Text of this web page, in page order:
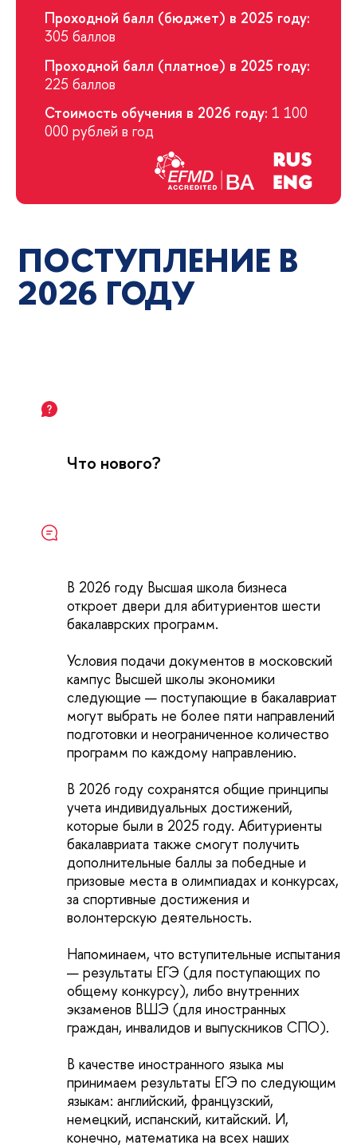
Проходной балл (бюджет) в 2025 году:
305 баллов
Проходной балл (платное) в 2025 году:
225 баллов
Стоимость обучения в 2026 году: 1 100
000 рублей в год
ПОСТУПЛЕНИЕ В
2026 ГОДУ
Что нового?
В 2026 году Высшая школа бизнеса
откроет двери для абитуриентов шести
бакалаврских программ.
Условия подачи документов в московский
кампус Высшей школы экономики
следующие — поступающие в бакалавриат
могут выбрать не более пяти направлений
подготовки и неограниченное количество
программ по каждому направлению.
В 2026 году сохранятся общие принципы
учета индивидуальных достижений,
которые были в 2025 году. Абитуриенты
бакалавриата также смогут получить
дополнительные баллы за победные и
призовые места в олимпиадах и конкурсах,
за спортивные достижения и
волонтерскую деятельность.
Напоминаем, что вступительные испытания
— результаты ЕГЭ (для поступающих по
общему конкурсу), либо внутренних
экзаменов ВШЭ (для иностранных
граждан, инвалидов и выпускников СПО).
В качестве иностранного языка мы
принимаем результаты ЕГЭ по следующим
языкам: английский, французский,
немецкий, испанский, китайский. И,
конечно, математика на всех наших